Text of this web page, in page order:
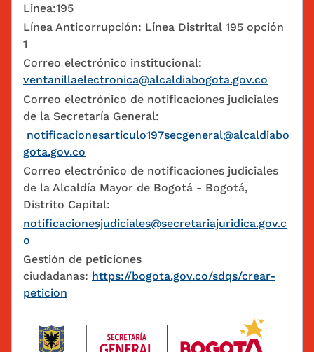
Linea:195
Línea Anticorrupción: Línea Distrital 195 opción
1
Correo electrónico institucional:
ventanillaelectronica@alcaldiabogota.gov.co
Correo electrónico de notificaciones judiciales
de la Secretaría General:
notificacionesarticulo197secgeneral@alcaldiabo
gota.gov.co
Correo electrónico de notificaciones judiciales
de la Alcaldía Mayor de Bogotá - Bogotá,
Distrito Capital:
notificacionesjudiciales@secretariajuridica.gov.c
o
Gestión de peticiones
ciudadanas: https://bogota.gov.co/sdqs/crear-
peticion